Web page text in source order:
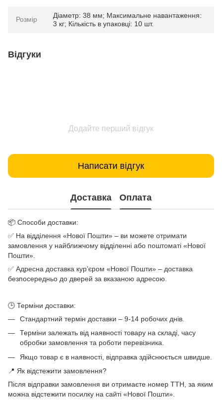
Розмір
Діаметр: 38 мм; Максимальне навантаження:
3 кг; Кількість в упаковці: 10 шт.
Відгуки
Додайте перший відгук
Написати відгук
Доставка Оплата
📦 Способи доставки:
✅ На відділення «Нової Пошти» – ви можете отримати
замовлення у найближчому відділенні або поштоматі «Нової
Пошти».
✅ Адресна доставка кур’єром «Нової Пошти» – доставка
безпосередньо до дверей за вказаною адресою.
🕒 Терміни доставки:
Стандартний термін доставки – 9-14 робочих днів.
Терміни залежать від наявності товару на складі, часу
обробки замовлення та роботи перевізника.
Якщо товар є в наявності, відправка здійснюється швидше.
📍 Як відстежити замовлення?
Після відправки замовлення ви отримаєте номер ТТН, за яким
можна відстежити посилку на сайті «Нової Пошти».